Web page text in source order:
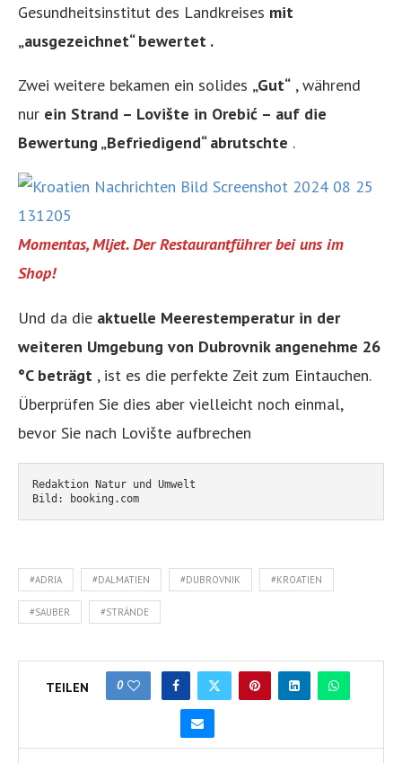
Gesundheitsinstitut des Landkreises mit
„ausgezeichnet“ bewertet .
Zwei weitere bekamen ein solides „Gut“ , während
nur ein Strand – Lovište in Orebić – auf die
Bewertung „Befriedigend“ abrutschte .
Momentas, Mljet. Der Restaurantführer bei uns im
Shop!
Und da die aktuelle Meerestemperatur in der
weiteren Umgebung von Dubrovnik angenehme 26
°C beträgt , ist es die perfekte Zeit zum Eintauchen.
Überprüfen Sie dies aber vielleicht noch einmal,
bevor Sie nach Lovište aufbrechen
Redaktion Natur und Umwelt
Bild: booking.com
#ADRIA #DALMATIEN #DUBROVNIK #KROATIEN
#SAUBER #STRÄNDE
TEILEN 0